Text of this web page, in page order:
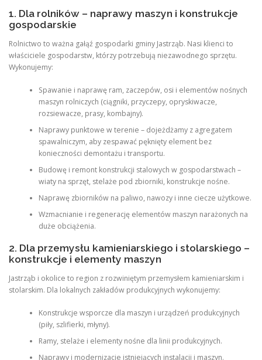
1. Dla rolników – naprawy maszyn i konstrukcje
gospodarskie
Rolnictwo to ważna gałąź gospodarki gminy Jastrząb. Nasi klienci to
właściciele gospodarstw, którzy potrzebują niezawodnego sprzętu.
Wykonujemy:
Spawanie i naprawę ram, zaczepów, osi i elementów nośnych
maszyn rolniczych (ciągniki, przyczepy, opryskiwacze,
rozsiewacze, prasy, kombajny).
Naprawy punktowe w terenie – dojeżdżamy z agregatem
spawalniczym, aby zespawać pęknięty element bez
konieczności demontażu i transportu.
Budowę i remont konstrukcji stalowych w gospodarstwach –
wiaty na sprzęt, stelaże pod zbiorniki, konstrukcje nośne.
Naprawę zbiorników na paliwo, nawozy i inne ciecze użytkowe.
Wzmacnianie i regenerację elementów maszyn narażonych na
duże obciążenia.
2. Dla przemysłu kamieniarskiego i stolarskiego –
konstrukcje i elementy maszyn
Jastrząb i okolice to region z rozwiniętym przemysłem kamieniarskim i
stolarskim. Dla lokalnych zakładów produkcyjnych wykonujemy:
Konstrukcje wsporcze dla maszyn i urządzeń produkcyjnych
(piły, szlifierki, młyny).
Ramy, stelaże i elementy nośne dla linii produkcyjnych.
Naprawy i modernizacje istniejących instalacji i maszyn.